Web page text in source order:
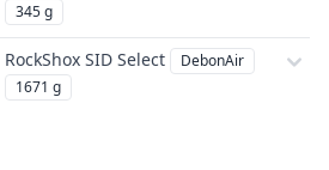
345 g
RockShox SID Select
DebonAir
1671 g